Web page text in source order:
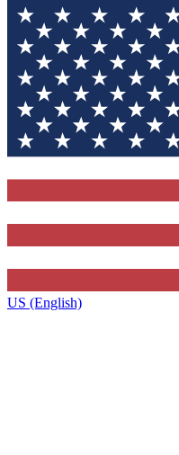
US (English)